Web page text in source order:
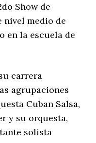
Show de
nivel medio de
en la escuela de
carrera
agrupaciones
Cuban Salsa,
y su orquesta,
solista